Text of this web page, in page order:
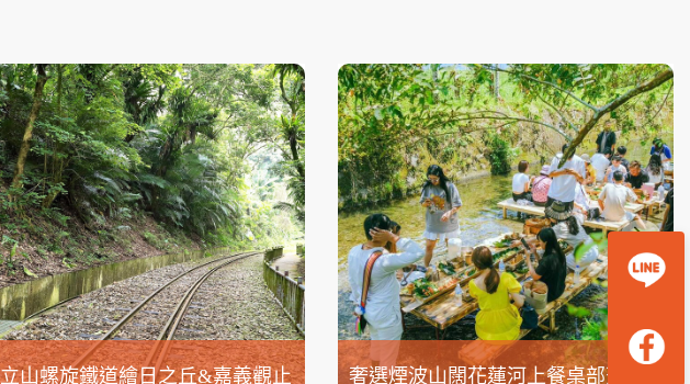
山螺旋鐵道繪日之丘&嘉義觀止 奢選煙波山闊花蓮河上餐桌部落生